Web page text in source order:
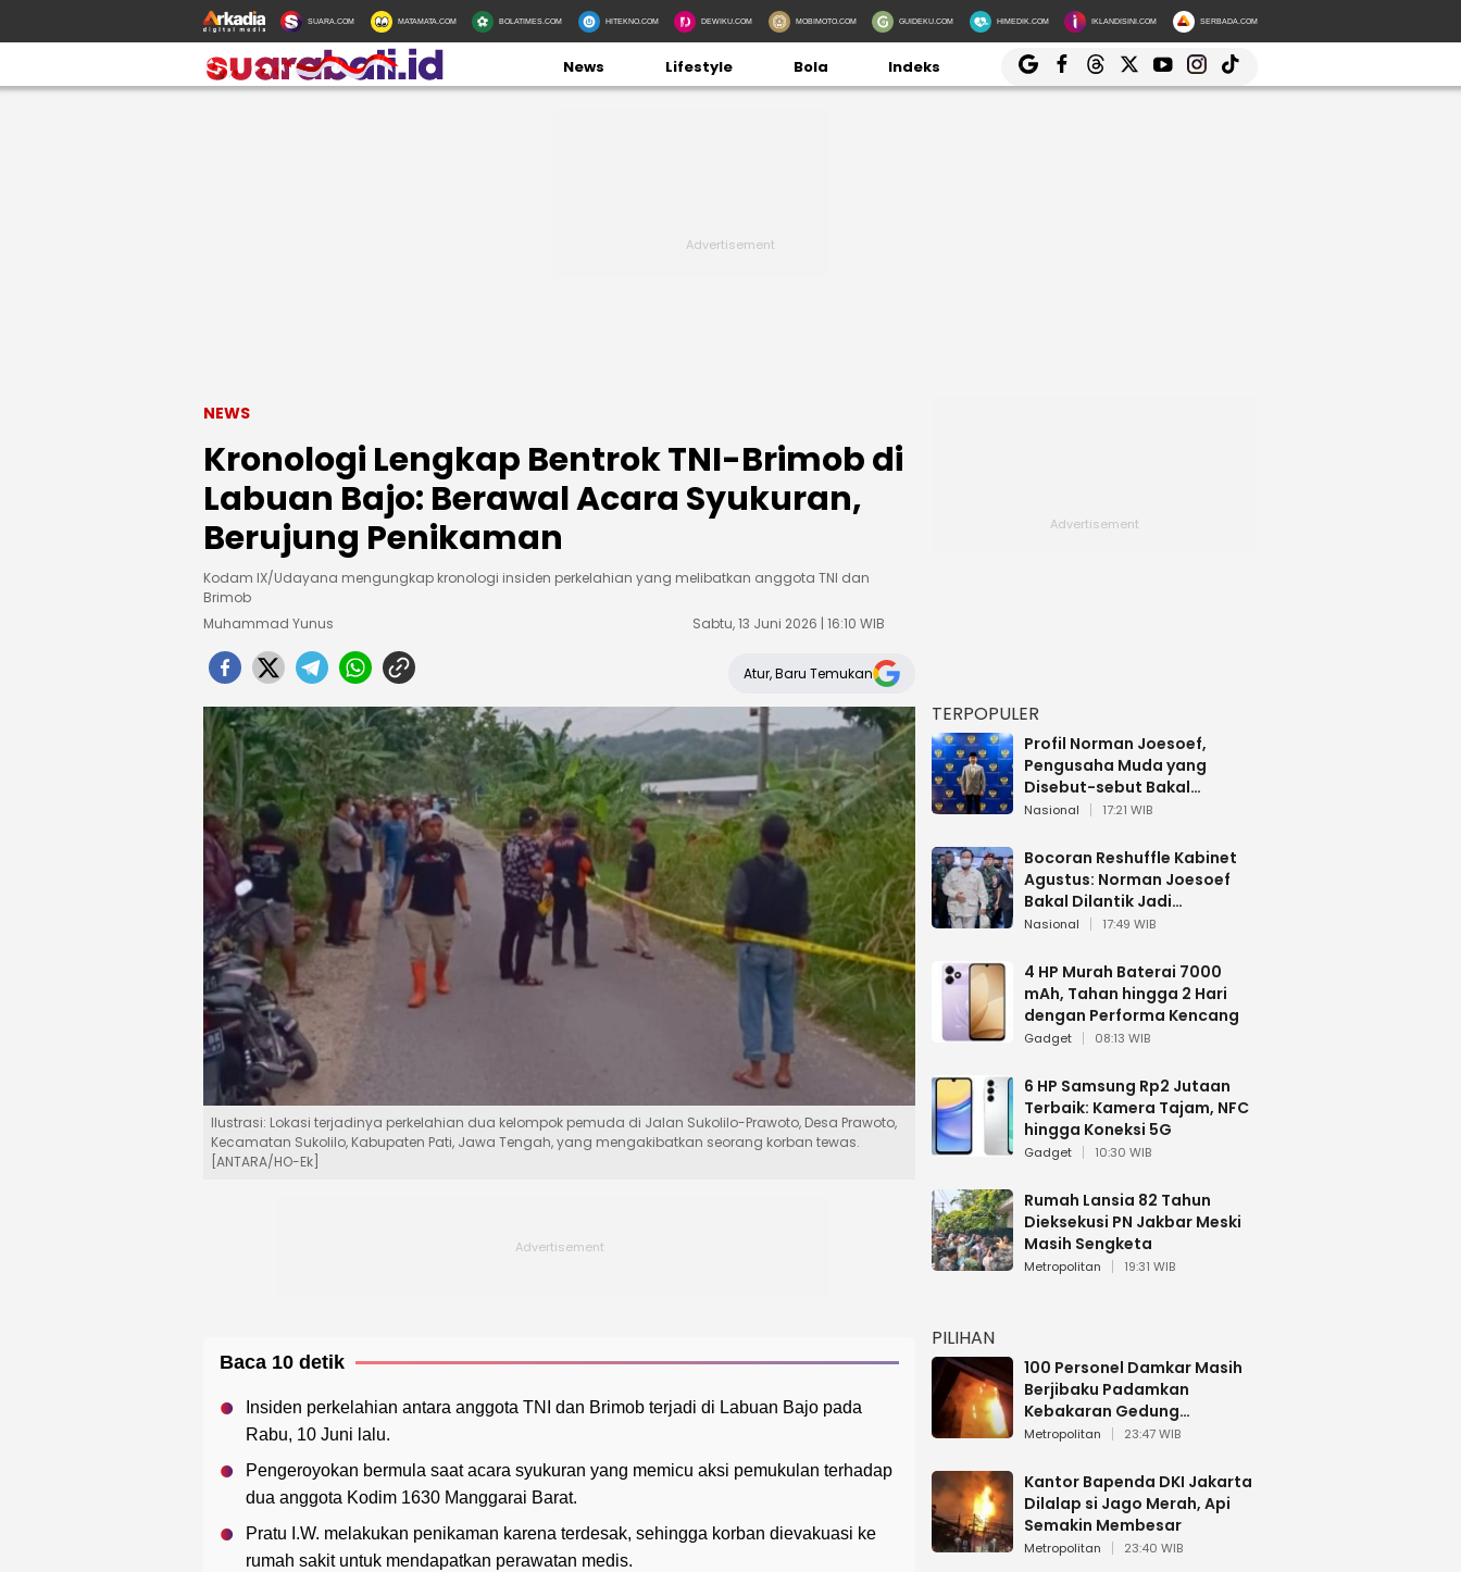
SUARA.COM MATAMATA.COM BOLATIMES.COM HITEKNO.COM DEWIKU.COM MOBIMOTO.COM GUIDEKU.COM HIMEDIK.COM IKLANDISINI.COM SERBADA.COM
News Lifestyle Bola Indeks
NEWS
Kronologi Lengkap Bentrok TNI-Brimob di
Labuan Bajo: Berawal Acara Syukuran,
Berujung Penikaman
Kodam IX/Udayana mengungkap kronologi insiden perkelahian yang melibatkan anggota TNI dan
Brimob
Muhammad Yunus
Sabtu, 13 Juni 2026 | 16:10 WIB
Atur, Baru Temukan
Ilustrasi: Lokasi terjadinya perkelahian dua kelompok pemuda di Jalan Sukolilo-Prawoto, Desa Prawoto,
Kecamatan Sukolilo, Kabupaten Pati, Jawa Tengah, yang mengakibatkan seorang korban tewas.
[ANTARA/HO-Ek]
Baca 10 detik
Insiden perkelahian antara anggota TNI dan Brimob terjadi di Labuan Bajo pada
Rabu, 10 Juni lalu.
Pengeroyokan bermula saat acara syukuran yang memicu aksi pemukulan terhadap
dua anggota Kodim 1630 Manggarai Barat.
Pratu I.W. melakukan penikaman karena terdesak, sehingga korban dievakuasi ke
rumah sakit untuk mendapatkan perawatan medis.
TERPOPULER
Profil Norman Joesoef,
Pengusaha Muda yang
Disebut-sebut Bakal
Dilantik Jadi Wamenhan RI
Nasional 17:21 WIB
Bocoran Reshuffle Kabinet
Agustus: Norman Joesoef
Bakal Dilantik Jadi
Wamenhan RI
Nasional 17:49 WIB
4 HP Murah Baterai 7000
mAh, Tahan hingga 2 Hari
dengan Performa Kencang
Gadget 08:13 WIB
6 HP Samsung Rp2 Jutaan
Terbaik: Kamera Tajam, NFC
hingga Koneksi 5G
Gadget 10:30 WIB
Rumah Lansia 82 Tahun
Dieksekusi PN Jakbar Meski
Masih Sengketa
Metropolitan 19:31 WIB
PILIHAN
100 Personel Damkar Masih
Berjibaku Padamkan
Kebakaran Gedung
Bapenda DKI
Metropolitan 23:47 WIB
Kantor Bapenda DKI Jakarta
Dilalap si Jago Merah, Api
Semakin Membesar
Metropolitan 23:40 WIB